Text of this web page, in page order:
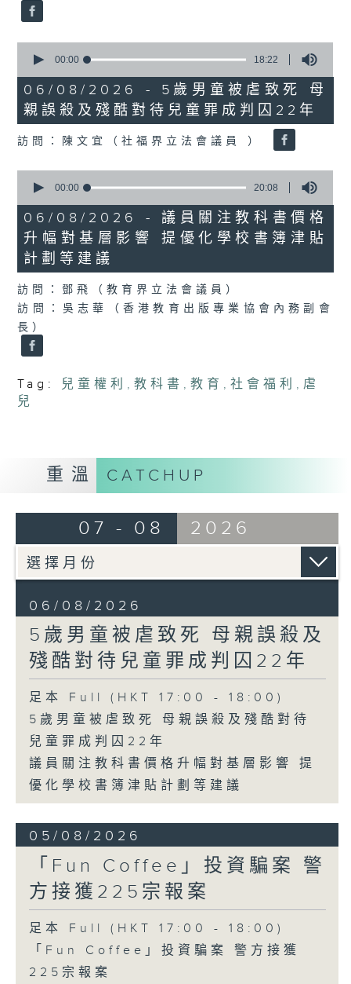
seconds
18
minutes,
22
seconds
00:00 18:22
06/08/2026 - 5歲男童被虐致死 母
親誤殺及殘酷對待兒童罪成判囚22年
訪問：陳文宜（社福界立法會議員 ）
seconds
20
minutes,
8
seconds
00:00 20:08
06/08/2026 - 議員關注教科書價格
升幅對基層影響 提優化學校書簿津貼
計劃等建議
訪問：鄧飛（教育界立法會議員）
訪問：吳志華（香港教育出版專業協會內務副會
長）
Tag: 兒童權利 ,教科書 ,教育 ,社會福利 , 虐
兒
重溫 CATCHUP
07 - 08 2026
06/08/2026
5歲男童被虐致死 母親誤殺及
殘酷對待兒童罪成判囚22年
足本 Full (HKT 17:00 - 18:00)
5歲男童被虐致死 母親誤殺及殘酷對待
兒童罪成判囚22年
議員關注教科書價格升幅對基層影響 提
優化學校書簿津貼計劃等建議
05/08/2026
「Fun Coffee」投資騙案 警
方接獲225宗報案
足本 Full (HKT 17:00 - 18:00)
「Fun Coffee」投資騙案 警方接獲
225宗報案